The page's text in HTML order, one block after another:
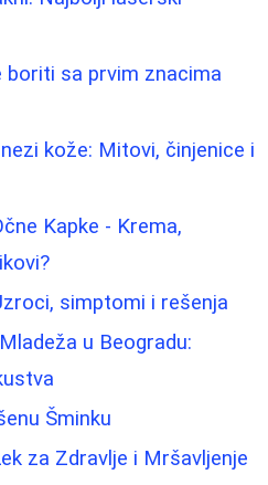
boriti sa prvim znacima
kože: Mitovi, činjenice i
Kapke - Krema,
simptomi i rešenja
u Beogradu:
Šminku
za Zdravlje i Mršavljenje